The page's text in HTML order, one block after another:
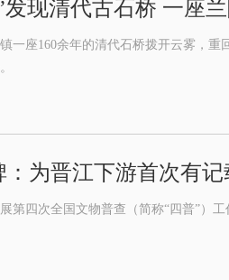
发现清代古石桥 一座
一座160余年的清代石桥拨开云雾，
：为晋江下游首次有
第四次全国文物普查（简称“四普”）